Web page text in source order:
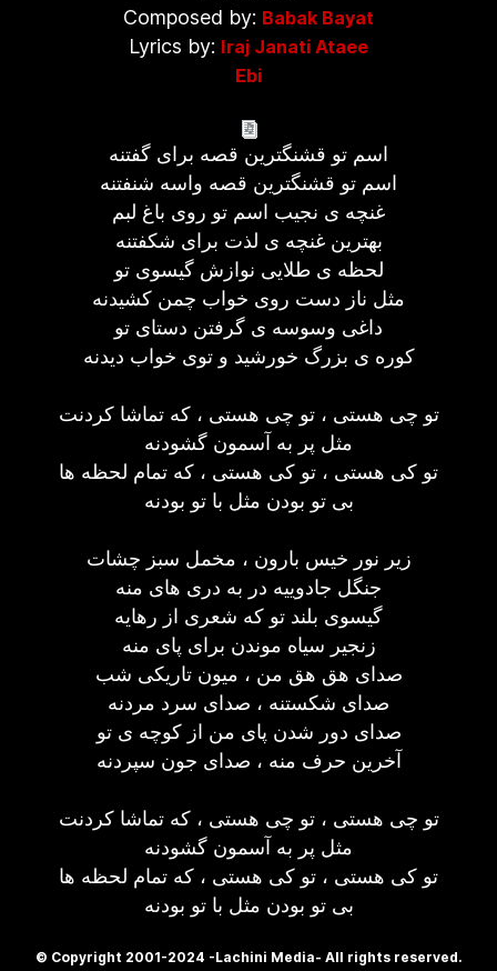
Composed by: Babak Bayat
Lyrics by: Iraj Janati Ataee
Ebi
اسم تو قشنگترین قصه برای گفتنه
اسم تو قشنگترین قصه واسه شنفتنه
غنچه ی نجیب اسم تو روی باغ لبم
بهترین غنچه ی لذت برای شکفتنه
لحظه ی طلایی نوازش گیسوی تو
مثل ناز دست روی خواب چمن کشیدنه
داغی وسوسه ی گرفتن دستای تو
کوره ی بزرگ خورشید و توی خواب دیدنه
تو چی هستی ، تو چی هستی ، که تماشا کردنت
مثل پر به آسمون گشودنه
تو کی هست‍ی ، تو کی هستی ، که تمام لحظه ها
بی تو بودن مثل با تو بودنه
زیر نور خیس بارون ، مخمل سبز چشات
جنگل جادوییه در به دری های منه
گیسوی بلند تو که شعری از رهایه
زنجیر سیاه موندن برای پای منه
صدای هق هق من ، میون تاریکی شب
صدای شکستنه ، صدای سرد مردنه
صدای دور شدن پای من از کوچه ی تو
آخرین حرف منه ، صدای جون سپردنه
تو چی هستی ، تو چی هستی ، که تماشا کردنت
مثل پر به آسمون گشودنه
تو کی هستی ، تو کی هستی ، که تمام لحظه ها
بی تو بودن مثل با تو بودنه
© Copyright 2001-2024 -Lachini Media- All rights reserved.